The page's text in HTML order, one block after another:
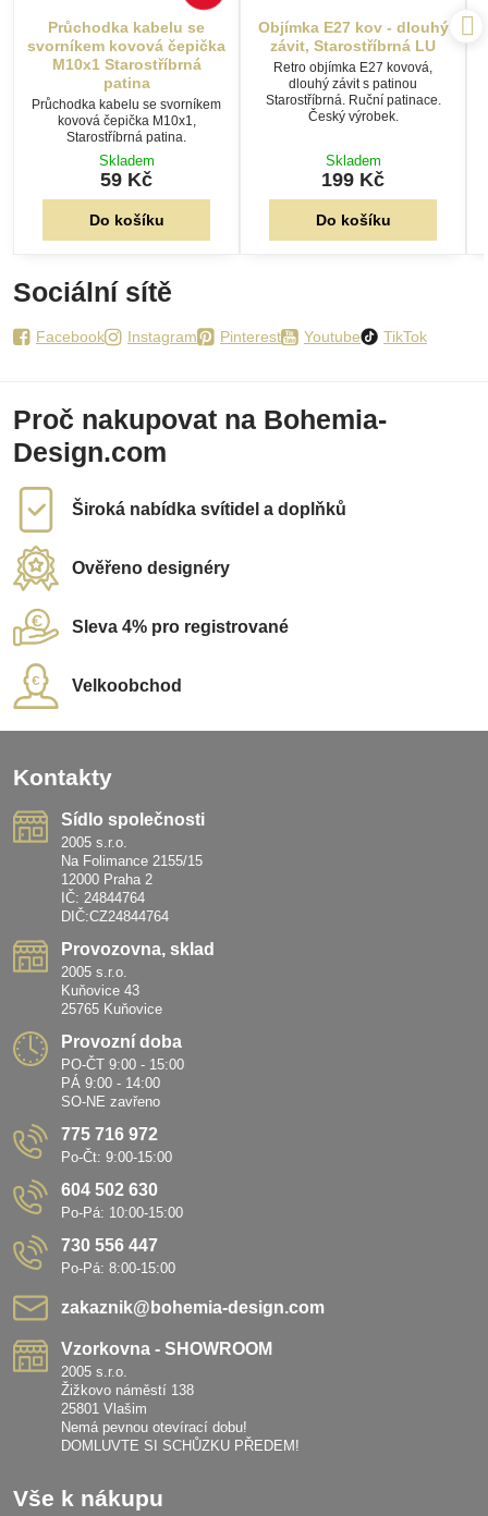
Průchodka kabelu se
svorníkem kovová čepička
M10x1 Starostříbrná
patina
Průchodka kabelu se svorníkem
kovová čepička M10x1,
Starostříbrná patina.
Skladem
59 Kč
Do košíku
Objímka E27 kov - dlouhý
závit, Starostříbrná LU
Retro objímka E27 kovová,
dlouhý závit s patinou
Starostříbrná. Ruční patinace.
Český výrobek.
Skladem
199 Kč
Do košíku
Sociální sítě
Facebook Instagram Pinterest Youtube TikTok
Proč nakupovat na Bohemia-
Design.com
Široká nabídka svítidel a doplňků
Ověřeno designéry
Sleva 4% pro registrované
Velkoobchod
Kontakty
Sídlo společnosti
2005 s.r.o.
Na Folimance 2155/15
12000 Praha 2
IČ: 24844764
DIČ:CZ24844764
Provozovna, sklad
2005 s.r.o.
Kuňovice 43
25765 Kuňovice
Provozní doba
PO-ČT 9:00 - 15:00
PÁ 9:00 - 14:00
SO-NE zavřeno
775 716 972
Po-Čt: 9:00-15:00
604 502 630
Po-Pá: 10:00-15:00
730 556 447
Po-Pá: 8:00-15:00
zakaznik​@bohemia-design​.com
Vzorkovna - SHOWROOM
2005 s.r.o.
Žižkovo náměstí 138
25801 Vlašim
Nemá pevnou otevírací dobu!
DOMLUVTE SI SCHŮZKU PŘEDEM!
Vše k nákupu